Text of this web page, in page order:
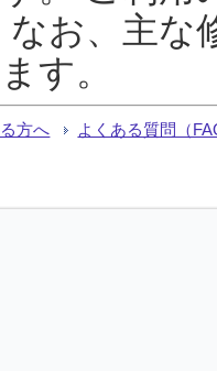
お、主な
す。
方へ よくある質問（